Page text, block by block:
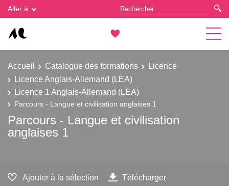
Aller à
Accueil Catalogue des formations
Licence
Licence Anglais-Allemand (LEA)
Licence 1 Anglais-Allemand (LEA)
Parcours - Langue et civilisation anglaises 1
Parcours - Langue et civilisation
anglaises 1
Ajouter à la sélection Télécharger
Gestion des cookies